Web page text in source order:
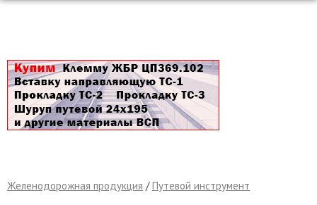
Желенодорожная продукция /Путевой инструмент